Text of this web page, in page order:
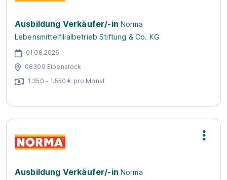
Ausbildung Verkäufer/-in Norma
Lebensmittelfilialbetrieb Stiftung & Co. KG
01.08.2026
08309 Eibenstock
1.350 - 1.550 € pro Monat
Ausbildung Verkäufer/-in Norma